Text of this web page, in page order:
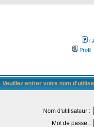
Profil
Veuillez entrer votre nom
Nom d'utilisateur :
Mot de passe :